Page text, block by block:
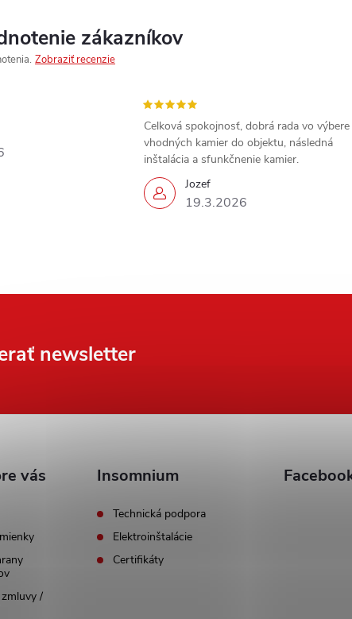
zákazníkov
Zobraziť recenzie
Jozef
19.3.2026
Celková spokojnosť, dobrá rada vo výbere
vhodných kamier do objektu, následná
inštalácia a sfunkčnenie kamier.
newsletter
vás
/
Insomnium
Technická podpora
Elektroinštalácie
Certifikáty